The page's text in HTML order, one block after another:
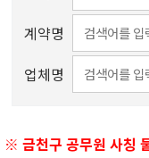
계약명
업체명
※ 금천구 공무원 사칭